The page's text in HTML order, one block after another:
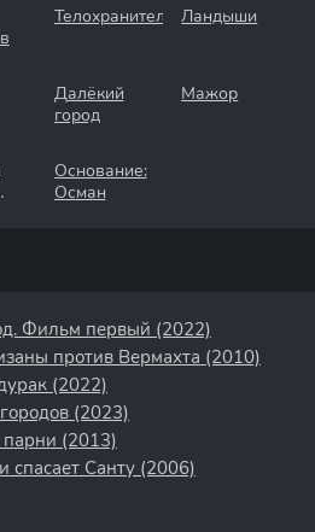
Телохранители Ландыши
Далёкий
город
Мажор
Основание:
Осман
Фильм первый (2022)
против Вермахта (2010)
(2022)
(2023)
парни (2013)
спасает Санту (2006)